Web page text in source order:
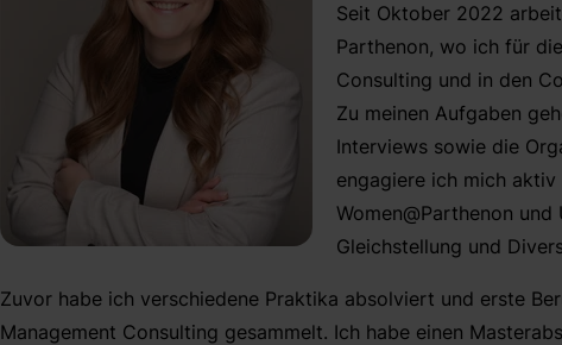
Seit Oktober 2022
Parthenon, wo ich für
Consulting und in den
Zu meinen Aufgaben
Interviews sowie die
engagiere ich mich
Women@Parthenon
Gleichstellung und
Zuvor habe ich verschiedene Praktika absolviert und erste
Management Consulting gesammelt. Ich habe einen